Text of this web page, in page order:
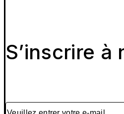
S’inscrire
Veuillez entrer votre e-mail